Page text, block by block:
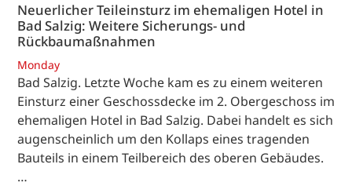
Neuerlicher Teileinsturz im ehemaligen Hotel in
Bad Salzig: Weitere Sicherungs- und
Rückbaumaßnahmen
Monday
Bad Salzig. Letzte Woche kam es zu einem weiteren
Einsturz einer Geschossdecke im 2. Obergeschoss im
ehemaligen Hotel in Bad Salzig. Dabei handelt es sich
augenscheinlich um den Kollaps eines tragenden
Bauteils in einem Teilbereich des oberen Gebäudes.
…